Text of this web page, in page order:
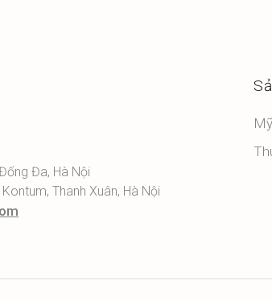
Đa, Hà Nội
Thanh Xuân, Hà Nội